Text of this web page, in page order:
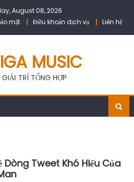
August 08, 2026
mật Điều khoản dịch vụ Liên hệ
MUSIC
TRÍ TỔNG HỢP
Dòng Tweet Khó Hiểu Của